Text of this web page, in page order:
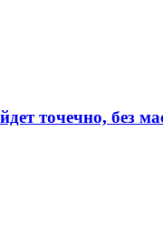
точечно, без